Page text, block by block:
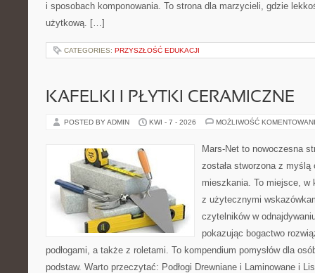
i sposobach komponowania. To strona dla marzycieli, gdzie
użytkową. […]
CATEGORIES: PRZYSZŁOŚĆ EDUKACJI
KAFELKI I PŁYTKI CERAMICZNE
POSTED BY ADMIN KWI - 7 - 2026 MOŻLIWOŚĆ
Mars-Net to nowoczesna
została stworzona z myślą
mieszkania. To miejsce, w
z użytecznymi
czytelników w
pokazując bogactwo
podłogami, a także z roletami. To kompendium pomysłów dla
podstaw. Warto przeczytać: Podłogi Drewniane i Laminowane i